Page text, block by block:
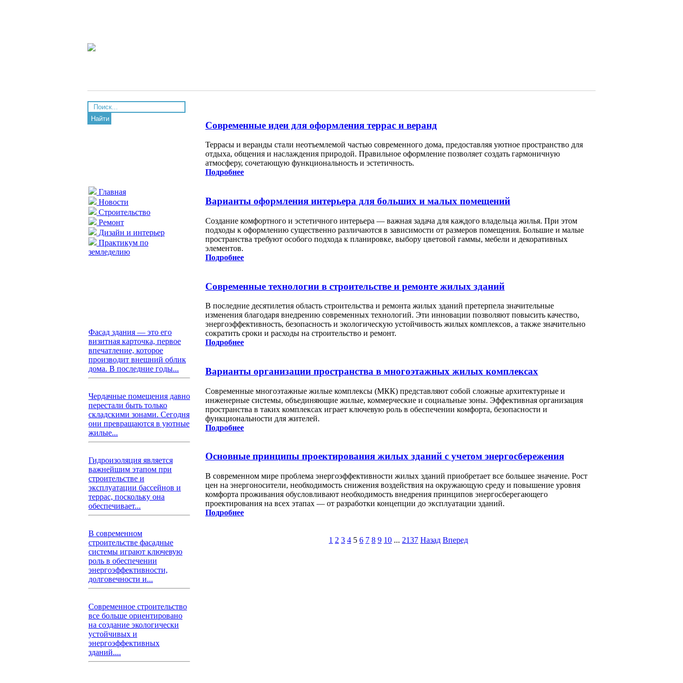
Найти
Главная
Новости
Строительство
Ремонт
Дизайн и интерьер
Практикум по
земледелию
Фасад здания — это его
визитная карточка, первое
впечатление, которое
производит внешний облик
дома. В последние годы...
Чердачные помещения давно
перестали быть только
складскими зонами. Сегодня
они превращаются в уютные
жилые...
Гидроизоляция является
важнейшим этапом при
строительстве и
эксплуатации бассейнов и
террас, поскольку она
обеспечивает...
В современном
строительстве фасадные
системы играют ключевую
роль в обеспечении
энергоэффективности,
долговечности и...
Современное строительство
все больше ориентировано
на создание экологически
устойчивых и
энергоэффективных
зданий....
Современные идеи для оформления террас и веранд
Террасы и веранды стали неотъемлемой частью современного дома, предоставляя уютное пространство для
отдыха, общения и наслаждения природой. Правильное оформление позволяет создать гармоничную
атмосферу, сочетающую функциональность и эстетичность.
Подробнее
Варианты оформления интерьера для больших и малых помещений
Создание комфортного и эстетичного интерьера — важная задача для каждого владельца жилья. При этом
подходы к оформлению существенно различаются в зависимости от размеров помещения. Большие и малые
пространства требуют особого подхода к планировке, выбору цветовой гаммы, мебели и декоративных
элементов.
Подробнее
Современные технологии в строительстве и ремонте жилых зданий
В последние десятилетия область строительства и ремонта жилых зданий претерпела значительные
изменения благодаря внедрению современных технологий. Эти инновации позволяют повысить качество,
энергоэффективность, безопасность и экологическую устойчивость жилых комплексов, а также значительно
сократить сроки и расходы на строительство и ремонт.
Подробнее
Варианты организации пространства в многоэтажных жилых комплексах
Современные многоэтажные жилые комплексы (МКК) представляют собой сложные архитектурные и
инженерные системы, объединяющие жилые, коммерческие и социальные зоны. Эффективная организация
пространства в таких комплексах играет ключевую роль в обеспечении комфорта, безопасности и
функциональности для жителей.
Подробнее
Основные принципы проектирования жилых зданий с учетом энергосбережения
В современном мире проблема энергоэффективности жилых зданий приобретает все большее значение. Рост
цен на энергоносители, необходимость снижения воздействия на окружающую среду и повышение уровня
комфорта проживания обусловливают необходимость внедрения принципов энергосберегающего
проектирования на всех этапах — от разработки концепции до эксплуатации зданий.
Подробнее
1 2 3 4 5 6 7 8 9 10 ... 2137 Назад Вперед